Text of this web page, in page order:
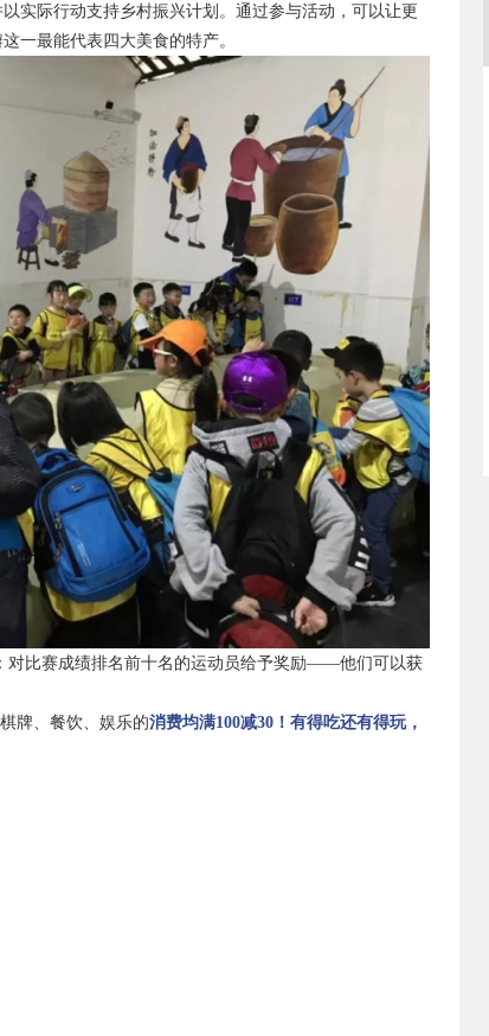
实际行动支持乡村振兴计划。通过参与活动，可以让更
一最能代表四大美食的特产。
对比赛成绩排名前十名的运动员给予奖励——他们可以获
牌、餐饮、娱乐的消费均满100减30！有得吃还有得玩，